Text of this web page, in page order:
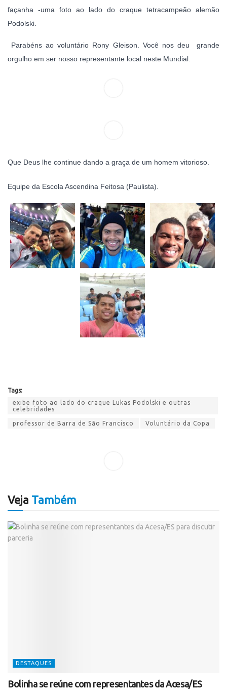
façanha -uma foto ao lado do craque tetracampeão alemão
Podolski.
Parabéns ao voluntário Rony Gleison. Você nos deu
grande
orgulho em ser nosso representante local neste Mundial.
Que Deus lhe continue dando a graça de um homem vitorioso.
Equipe da Escola Ascendina Feitosa (Paulista).
Tags:
exibe foto ao lado do craque Lukas Podolski e outras
celebridades
professor de Barra de São Francisco Voluntário da Copa
Veja Também
DESTAQUES
Bolinha se reúne com representantes da Acesa/ES